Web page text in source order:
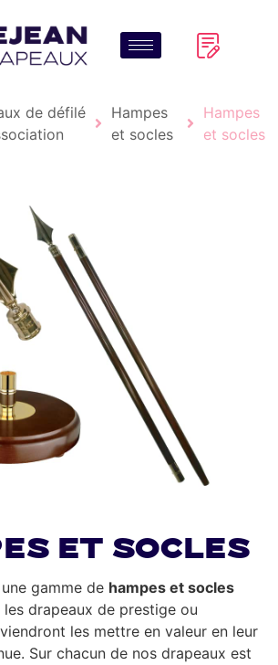
de défilé
Hampes
et socles
Hampes
et socles
et socles
gamme de hampes et socles
les drapeaux de prestige ou
les mettre en valeur en leur
Sur chacun de nos drapeaux est